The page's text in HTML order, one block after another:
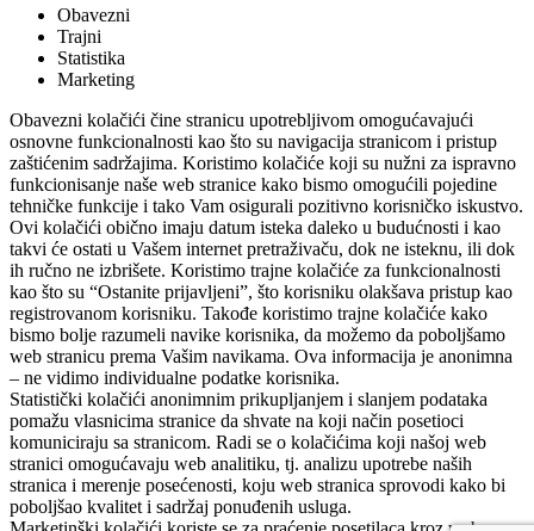
Obavezni
Trajni
Statistika
Marketing
Obavezni kolačići čine stranicu upotrebljivom omogućavajući
osnovne funkcionalnosti kao što su navigacija stranicom i pristup
zaštićenim sadržajima. Koristimo kolačiće koji su nužni za ispravno
funkcionisanje naše web stranice kako bismo omogućili pojedine
tehničke funkcije i tako Vam osigurali pozitivno korisničko iskustvo.
Ovi kolačići obično imaju datum isteka daleko u budućnosti i kao
takvi će ostati u Vašem internet pretraživaču, dok ne isteknu, ili dok
ih ručno ne izbrišete. Koristimo trajne kolačiće za funkcionalnosti
kao što su “Ostanite prijavljeni”, što korisniku olakšava pristup kao
registrovanom korisniku. Takođe koristimo trajne kolačiće kako
bismo bolje razumeli navike korisnika, da možemo da poboljšamo
web stranicu prema Vašim navikama. Ova informacija je anonimna
– ne vidimo individualne podatke korisnika.
Statistički kolačići anonimnim prikupljanjem i slanjem podataka
pomažu vlasnicima stranice da shvate na koji način posetioci
komuniciraju sa stranicom. Radi se o kolačićima koji našoj web
stranici omogućavaju web analitiku, tj. analizu upotrebe naših
stranica i merenje posećenosti, koju web stranica sprovodi kako bi
poboljšao kvalitet i sadržaj ponuđenih usluga.